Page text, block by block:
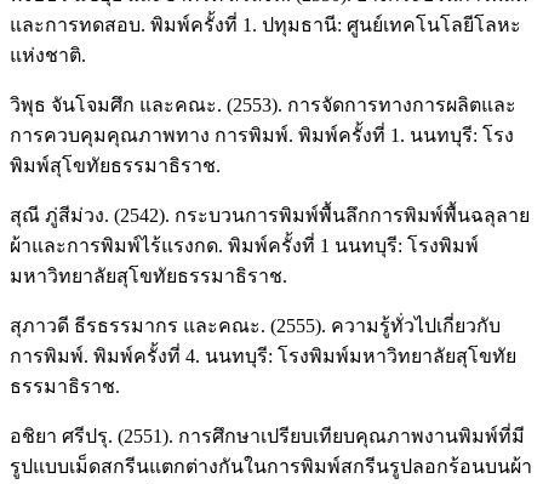
และการทดสอบ. พิมพ์ครั้งที่ 1. ปทุมธานี: ศูนย์เทคโนโลยีโลหะ
แห่งชาติ.
วิพุธ จันโจมศึก และคณะ. (2553). การจัดการทางการผลิตและ
การควบคุมคุณภาพทาง การพิมพ์. พิมพ์ครั้งที่ 1. นนทบุรี: โรง
พิมพ์สุโขทัยธรรมาธิราช.
สุณี ภู่สีม่วง. (2542). กระบวนการพิมพ์พื้นลึกการพิมพ์พื้นฉลุลาย
ผ้าและการพิมพ์ไร้แรงกด. พิมพ์ครั้งที่ 1 นนทบุรี: โรงพิมพ์
มหาวิทยาลัยสุโขทัยธรรมาธิราช.
สุภาวดี ธีรธรรมากร และคณะ. (2555). ความรู้ทั่วไปเกี่ยวกับ
การพิมพ์. พิมพ์ครั้งที่ 4. นนทบุรี: โรงพิมพ์มหาวิทยาลัยสุโขทัย
ธรรมาธิราช.
อชิยา ศรีปรุ. (2551). การศึกษาเปรียบเทียบคุณภาพงานพิมพ์ที่มี
รูปแบบเม็ดสกรีนแตกต่างกันในการพิมพ์สกรีนรูปลอกร้อนบนผ้า